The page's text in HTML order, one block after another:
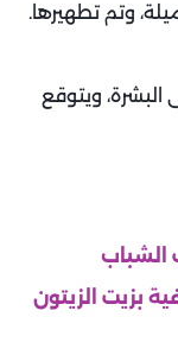
وتم تطهيرها.
ويتوقع
الشباب
بزيت الزيتون